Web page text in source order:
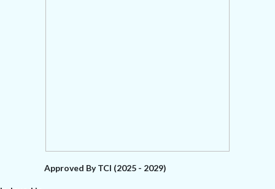
Approved By TCI (2025 - 2029)